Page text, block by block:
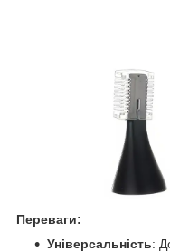
Переваги:
Універсальність: